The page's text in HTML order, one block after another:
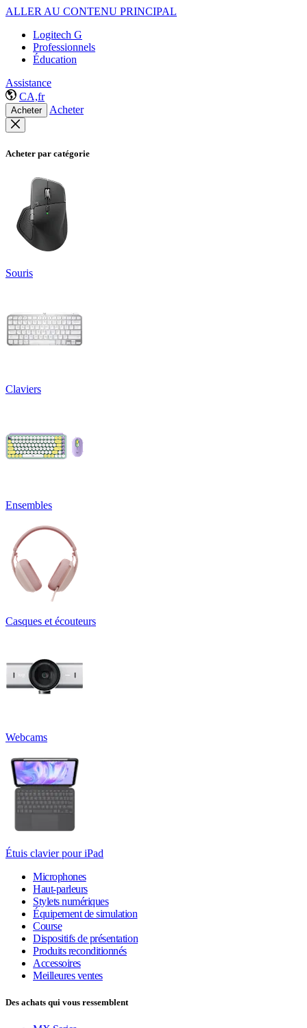
ALLER AU CONTENU PRINCIPAL
Logitech G
Professionnels
Éducation
Assistance
CA,fr
Acheter Acheter
Acheter par catégorie
Souris
Claviers
Ensembles
Casques et écouteurs
Webcams
Étuis clavier pour iPad
Microphones
Haut-parleurs
Stylets numériques
Équipement de simulation
Course
Dispositifs de présentation
Produits reconditionnés
Accessoires
Meilleures ventes
Des achats qui vous ressemblent